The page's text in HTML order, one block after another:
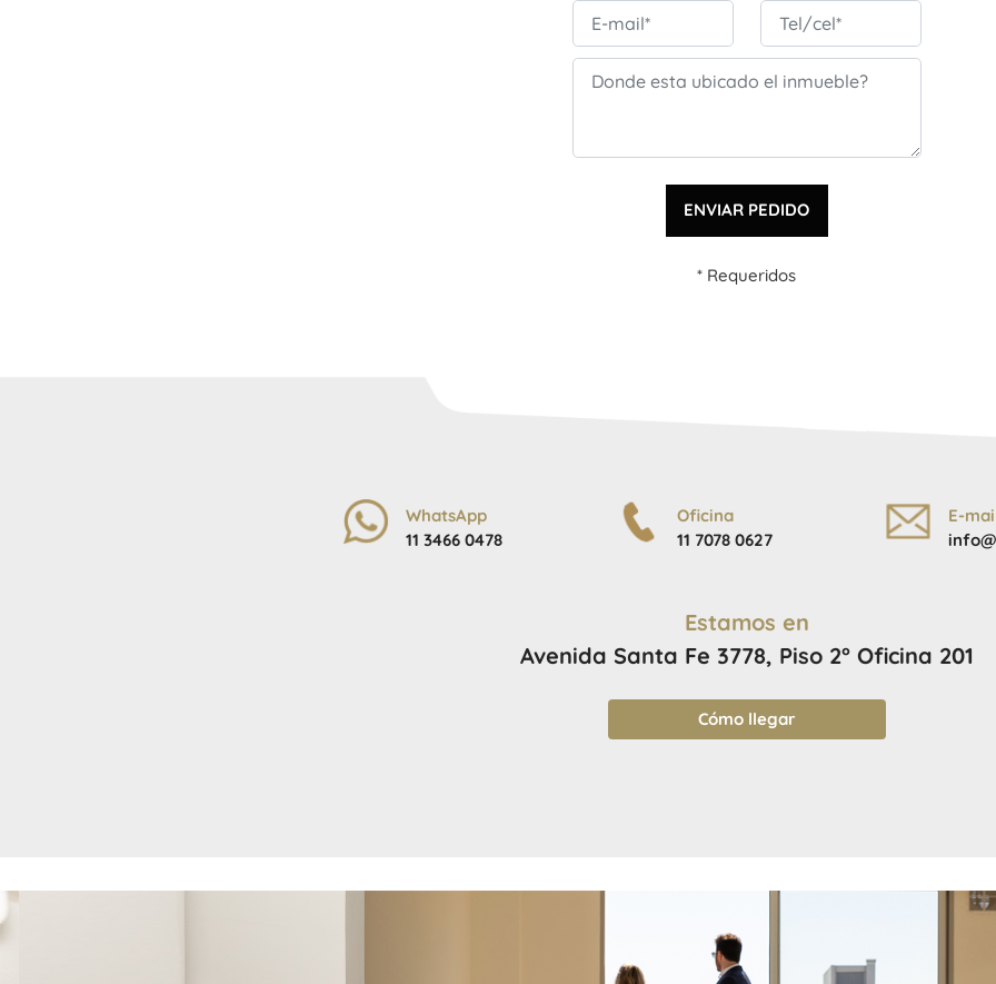
* Requeridos
WhatsApp
11 3466 0478
Oficina
11 7078 0627
E-
Estamos en
Avenida Santa Fe 3778, Piso 2° Oficina 201
Cómo llegar